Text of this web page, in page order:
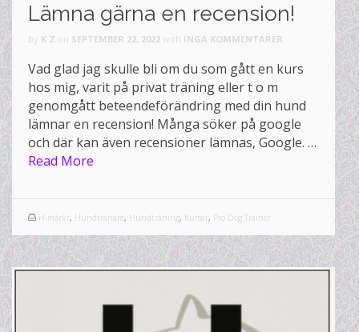
Lämna gärna en recension!
by K Z on SEPTEMBER 22, 2022 with INGA KOMMENTARER
Vad glad jag skulle bli om du som gått en kurs
hos mig, varit på privat träning eller t o m
genomgått beteendeförändring med din hund
lämnar en recension! Många söker på google
och där kan även recensioner lämnas, Google. …
Read More
H-märkt , Hundtränare, Hundträning, Kurser , Pro Dog Trainer